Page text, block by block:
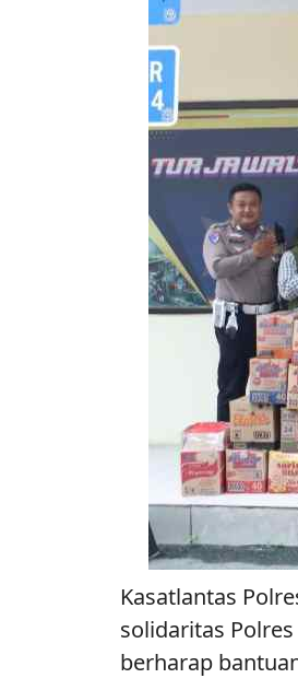
Kasatlantas
solidaritas
berharap